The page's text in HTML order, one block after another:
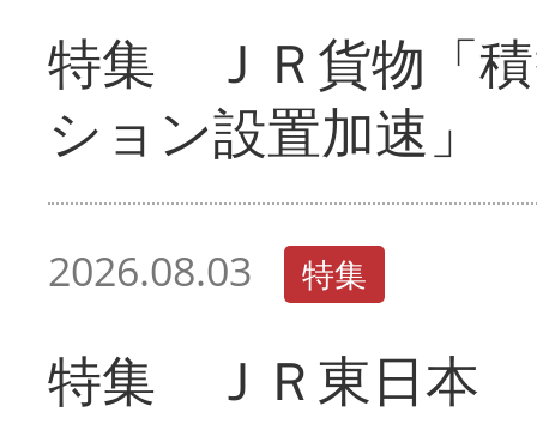
特集 ＪＲ貨物「
ション設置加速」
2026.08.03 特集
特集 ＪＲ東日本